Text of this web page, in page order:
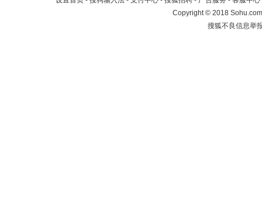
Copyright©2018
搜狐不良信息举